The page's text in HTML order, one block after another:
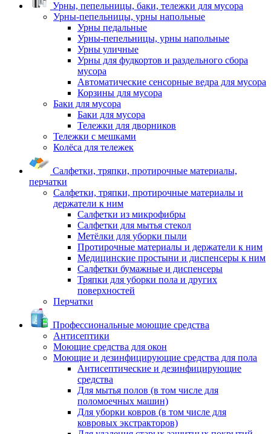
Урны, пепельницы, баки, тележки для мусора
Урны-пепельницы, урны напольные
Урны педальные
Урны-пепельницы, урны напольные
Урны уличные
Урны для фудкортов и раздельного сбора
мусора
Автоматические сенсорные ведра для мусора
Корзины для мусора
Баки для мусора
Баки для мусора
Тележки для дворников
Тележки с мешками
Колёса для тележек
Салфетки, тряпки, протирочные материалы,
перчатки
Салфетки, тряпки, протирочные материалы и
держатели к ним
Салфетки из микрофибры
Салфетки для мытья стекол
Метёлки для уборки пыли
Протирочные материалы и держатели к ним
Медицинские простыни и диспенсеры к ним
Салфетки бумажные и диспенсеры
Тряпки для уборки пола и других
поверхностей
Перчатки
Профессиональные моющие средства
Антисептики
Моющие средства для окон
Моющие и дезинфицирующие средства для пола
Антисептические и дезинфицирующие
средства
Для мытья полов (в том числе для
поломоечных машин)
Для уборки ковров (в том числе для
ковровых экстракторов)